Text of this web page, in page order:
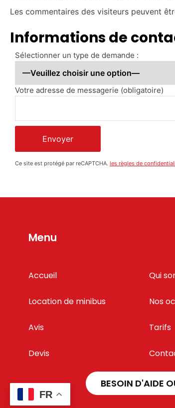
Les commentaires des visiteurs peuvent
Informations de
Sélectionner un type de demande :
Votre adresse de messagerie (obligatoire)
Ce site est protégé par reCAPTCHA. les règles de
Menu
Accueil Qui
Location de minibus Nos
Avis Tarifs
Devis
BESOIN D'AIDE
FR